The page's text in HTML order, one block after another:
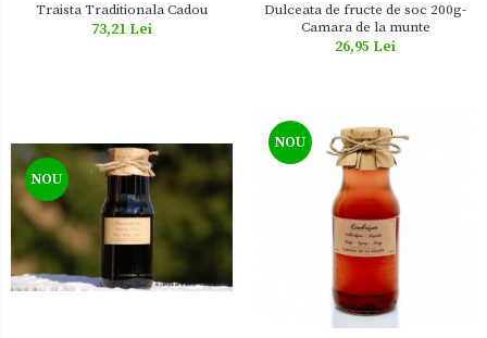
Traista Traditionala Cadou
73,21 Lei
Dulceata de fructe de soc 200g-
Camara de la munte
26,95 Lei
NOU
NOU